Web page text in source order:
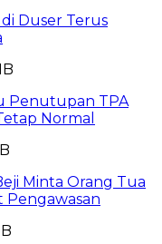
Duser Terus
Penutupan TPA
Normal
Minta Orang Tua
Pengawasan